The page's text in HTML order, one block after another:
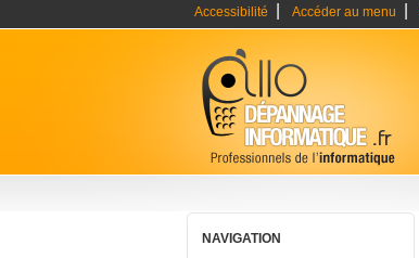
Accessibilité Accéder au menu
NAVIGATION